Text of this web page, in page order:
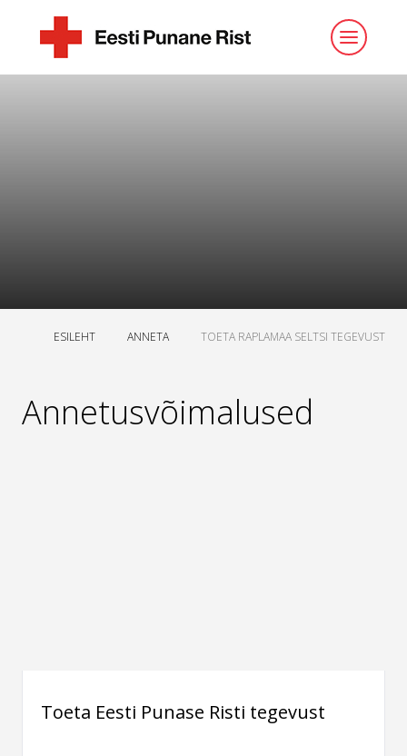
ESILEHT ANNETA TOETA RAPLAMAA SELTSI TEGEVUST
Annetusvõimalused
Toeta Eesti Punase Risti tegevust